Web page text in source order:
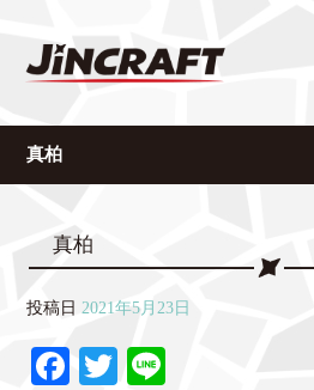
真柏
真柏
投稿日 2021年5月23日
Fa T